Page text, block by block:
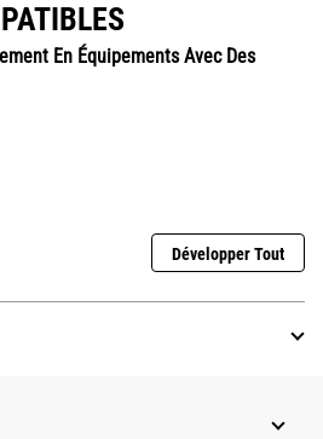
En Équipements Avec Des
Développer Tout